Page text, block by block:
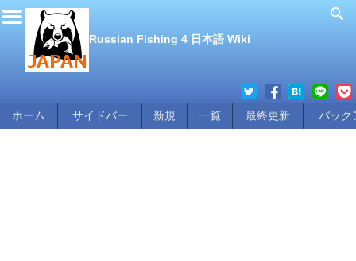
Russian Fishing 4 日本語 Wiki
ホーム サイドバー 新規 一覧 最終更新 バック